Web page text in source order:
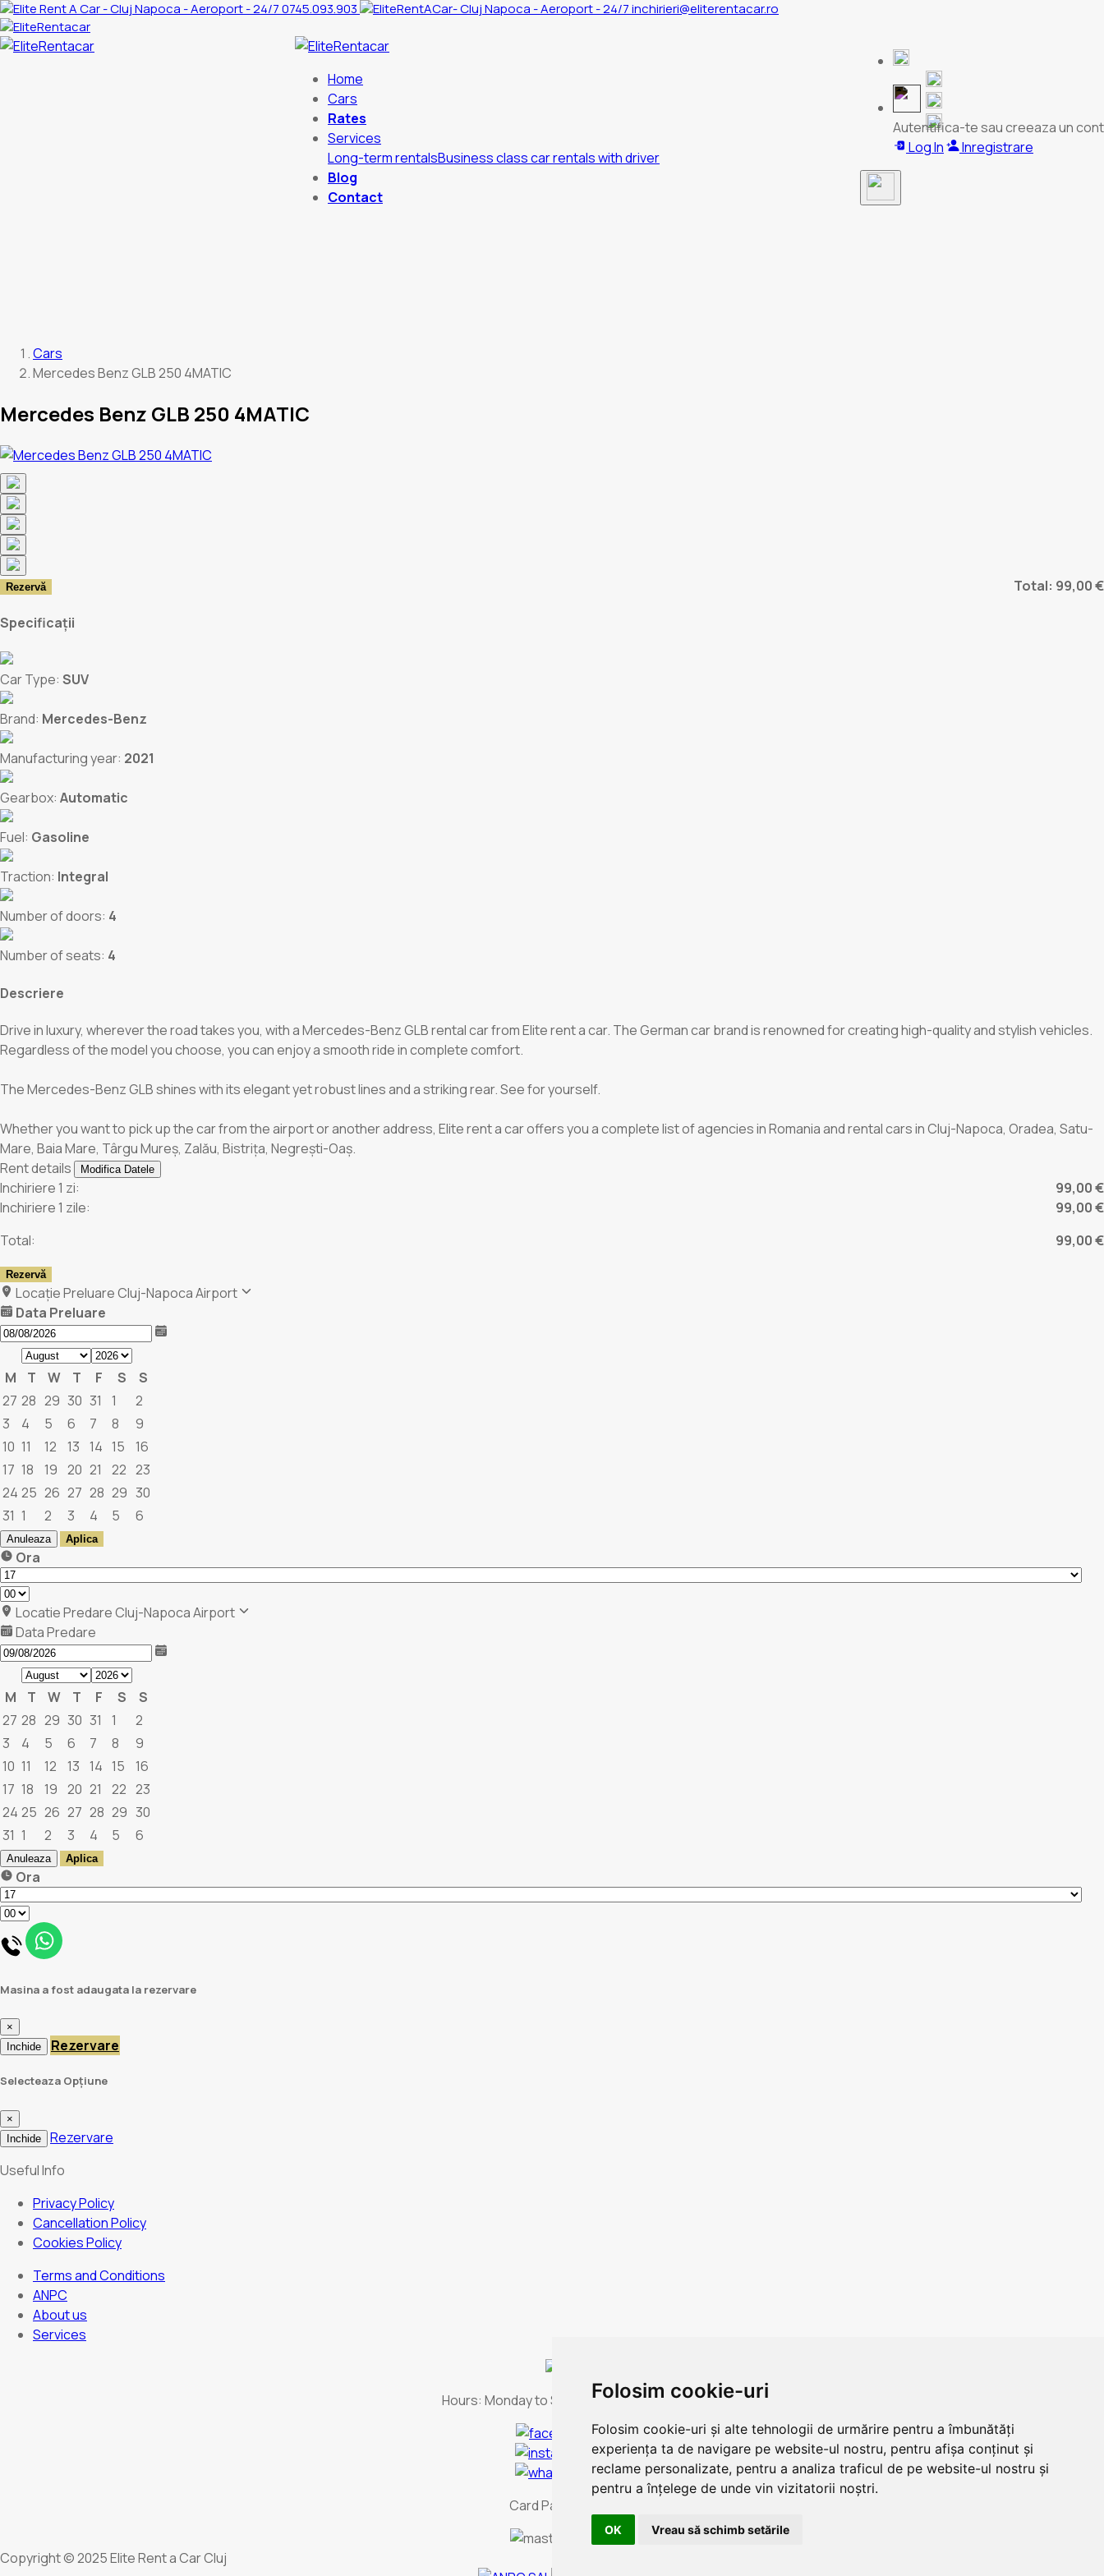
Folosim cookie-uri
Folosim cookie-uri și alte tehnologii de urmărire pentru a îmbunătăți
experiența ta de navigare pe website-ul nostru, pentru afișa conținut și
reclame personalizate, pentru a analiza traficul de pe website-ul nostru și
pentru a înțelege de unde vin vizitatorii noștri.
OK Vreau să schimb setările
0745.093.903 inchirieri@eliterentacar.ro
Home
Cars
Rates
Services
Long-term rentalsBusiness class car rentals with driver
Blog
Contact
Autentifica-te sau creeaza un cont
Log In
Inregistrare
Cars
Mercedes Benz GLB 250 4MATIC
Mercedes Benz GLB 250 4MATIC
Total: 99,00 €
Rezervă
Specificații
Car Type: SUV
Brand: Mercedes-Benz
Manufacturing year: 2021
Gearbox: Automatic
Fuel: Gasoline
Traction: Integral
Number of doors: 4
Number of seats: 4
Descriere
Drive in luxury, wherever the road takes you, with a Mercedes-Benz GLB rental car from Elite rent a car. The German car brand is renowned for creating high-quality and stylish vehicles.
Regardless of the model you choose, you can enjoy a smooth ride in complete comfort.
The Mercedes-Benz GLB shines with its elegant yet robust lines and a striking rear. See for yourself.
Whether you want to pick up the car from the airport or another address, Elite rent a car offers you a complete list of agencies in Romania and rental cars in Cluj-Napoca, Oradea, Satu-
Mare, Baia Mare, Târgu Mureș, Zalău, Bistrița, Negrești-Oaș.
Rent details
Modifica Datele
Inchiriere 1 zi:
99,00 €
Inchiriere 1 zile:
99,00 €
Total:
99,00 €
Rezervă
Locație PreluareCluj-Napoca Airport
Data Preluare
M T W T F S
S
27 28 29 30 31 1
2
3
4 5 6 7 8
9
10 11 12 13 14 15
16
17 18 19 20 21 22 23
24 25 26 27 28 29 30
31 1 2 3 4 5 6
Anuleaza Aplica
Ora
Locatie PredareCluj-Napoca Airport
Data Predare
M T W T F S
S
27 28 29 30 31 1
2
3
4 5 6 7 8
9
10 11 12 13 14 15
16
17 18 19 20 21 22 23
24 25 26 27 28 29 30
31 1 2 3 4 5 6
Anuleaza Aplica
Ora
Masina a fost adaugata la rezervare
×
Inchide
Rezervare
Selecteaza Opțiune
×
Inchide
Rezervare
Useful Info
Privacy Policy
Cancellation Policy
Cookies Policy
Terms and Conditions
ANPC
About us
Services
Hours: Monday to Sunday - non-stop
Card Payment
Copyright © 2025 Elite Rent a Car Cluj